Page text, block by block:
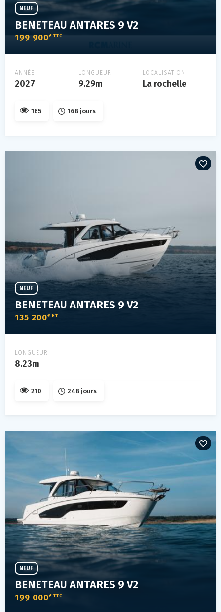
BENETEAU ANTARES 9 V2
199 900€ TTC
NEUF
ANNÉE
2027
LONGUEUR
9.29m
LOCALISATION
La rochelle
165 168 jours
BENETEAU ANTARES 9 V2
135 200€ HT
NEUF
LONGUEUR
8.23m
210 248 jours
BENETEAU ANTARES 9 V2
199 000€ TTC
NEUF